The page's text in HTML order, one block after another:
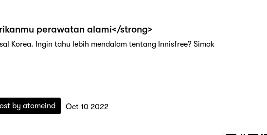
perawatan alami</strong>
Korea. Ingin tahu lebih mendalam tentang Innisfree? Simak
by atomeind Oct 10 2022